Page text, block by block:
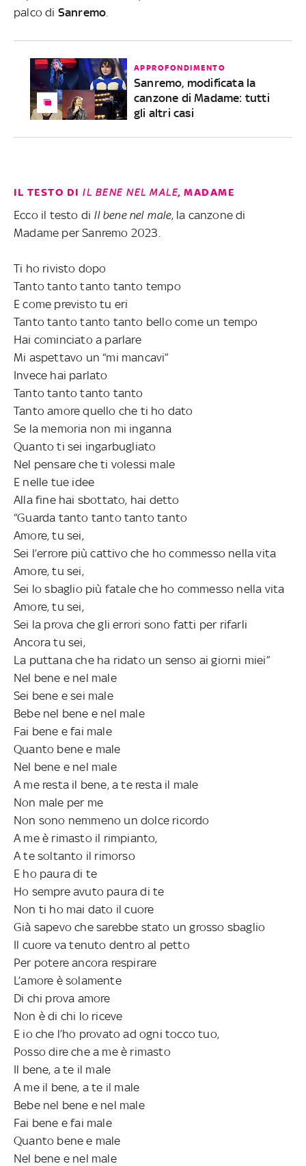
palco di Sanremo
APPROFONDIMENTO
Sanremo, modificata la
canzone di Madame: tutti
gli altri casi
IL TESTO DI IL BENE NEL MALE, MADAME
Ecco il testo di Il bene nel male, la canzone di
Madame per Sanremo 2023.
Ti ho rivisto dopo
Tanto tanto tanto tanto tempo
E come previsto tu eri
Tanto tanto tanto tanto bello come un tempo
Hai cominciato a parlare
Mi aspettavo un “mi mancavi”
Invece hai parlato
Tanto tanto tanto tanto
Tanto amore quello che ti ho dato
Se la memoria non mi inganna
Quanto ti sei ingarbugliato
Nel pensare che ti volessi male
E nelle tue idee
Alla fine hai sbottato, hai detto
“Guarda tanto tanto tanto tanto
Amore, tu sei,
Sei l’errore più cattivo che ho commesso nella vita
Amore, tu sei,
Sei lo sbaglio più fatale che ho commesso nella vita
Amore, tu sei,
Sei la prova che gli errori sono fatti per rifarli
Ancora tu sei,
La puttana che ha ridato un senso ai giorni miei”
Nel bene e nel male
Sei bene e sei male
Bebe nel bene e nel male
Fai bene e fai male
Quanto bene e male
Nel bene e nel male
A me resta il bene, a te resta il male
Non male per me
Non sono nemmeno un dolce ricordo
A me è rimasto il rimpianto,
A te soltanto il rimorso
E ho paura di te
Ho sempre avuto paura di te
Non ti ho mai dato il cuore
Già sapevo che sarebbe stato un grosso sbaglio
Il cuore va tenuto dentro al petto
Per potere ancora respirare
L’amore è solamente
Di chi prova amore
Non è di chi lo riceve
E io che l’ho provato ad ogni tocco tuo,
Posso dire che a me è rimasto
Il bene, a te il male
A me il bene, a te il male
Bebe nel bene e nel male
Fai bene e fai male
Quanto bene e male
Nel bene e nel male